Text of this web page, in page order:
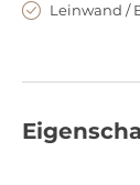
Leinwand /